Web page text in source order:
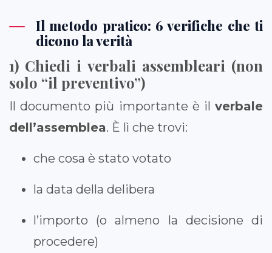
Il metodo pratico: 6 verifiche che ti
dicono la verità
1) Chiedi i verbali assembleari (non
solo “il preventivo”)
Il documento più importante è il verbale
dell’assemblea. È lì che trovi:
che cosa è stato votato
la data della delibera
l’importo (o almeno la decisione di
procedere)